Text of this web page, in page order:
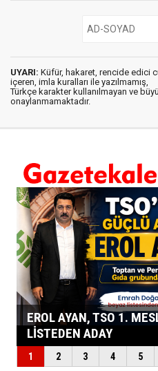
UYARI: Küfür, hakaret, rencide edici
içeren, imla kuralları ile yazılmamış,
Türkçe karakter kullanılmayan ve
onaylanmamaktadır.